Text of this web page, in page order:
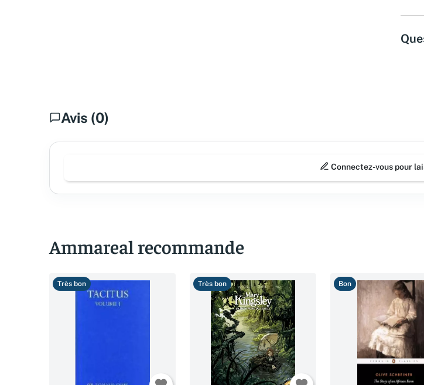
Avis (0)
Connectez-vous pour
Ammareal recommande
Très bon Très bon Bon